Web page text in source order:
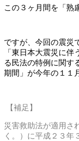
この３ヶ月間を「熟
ですが、今回の震災
「東日本大震災に
る民法の特例に関す
期間」が今年の１１
【補足】
災害救助法が適用さ
く。）に平成２３年